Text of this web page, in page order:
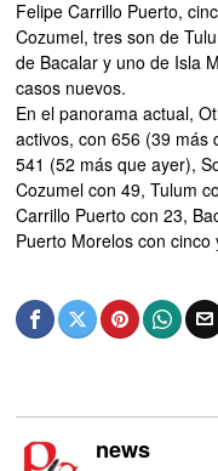
Felipe Carrillo Puerto,
Cozumel, tres son de
de Bacalar y uno de Isla
casos nuevos.
En el panorama actual,
activos, con 656 (39 más
541 (52 más que ayer),
Cozumel con 49, Tulum
Carrillo Puerto con 23,
Puerto Morelos con
news